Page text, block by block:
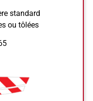
standard
ou tôlées